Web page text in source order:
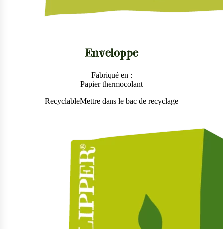
Enveloppe
Fabriqué en :
Papier thermocolant
RecyclableMettre dans le bac de recyclage